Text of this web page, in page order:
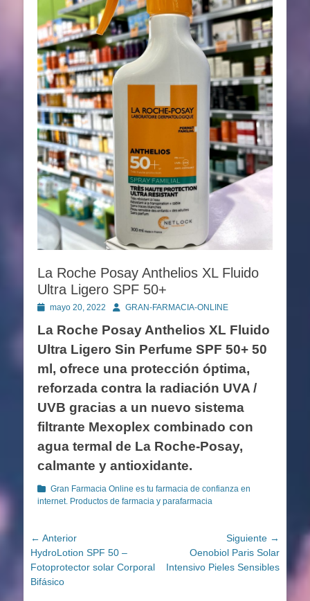
La Roche Posay Anthelios XL Fluido
Ultra Ligero SPF 50+
Publicado
mayo 20, 2022 AutorGRAN-FARMACIA-ONLINE
La Roche Posay Anthelios XL Fluido
Ultra Ligero Sin Perfume SPF 50+ 50
ml, ofrece una protección óptima,
reforzada contra la radiación UVA /
UVB gracias a un nuevo sistema
filtrante Mexoplex combinado con
agua termal de La Roche-Posay,
calmante y antioxidante.
Categorías
Gran Farmacia Online es tu farmacia de confianza en
internet. Productos de farmacia y parafarmacia
Navegación
de
entradas
← Anterior
Entrada
anterior:
HydroLotion SPF 50 –
Fotoprotector solar Corporal
Bifásico
Siguiente →
siguiente:
Oenobiol Paris Solar
Intensivo Pieles Sensibles